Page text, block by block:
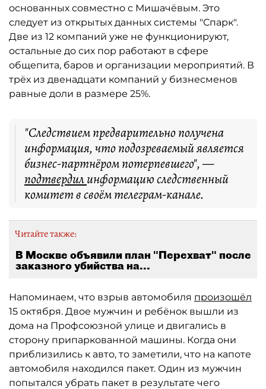
основанных совместно с Мишачёвым. Это
следует из открытых данных системы "Спарк".
Две из 12 компаний уже не функционируют,
остальные до сих пор работают в сфере
общепита, баров и организации мероприятий. В
трёх из двенадцати компаний у бизнесменов
равные доли в размере 25%.
"Следствием предварительно получена
информация, что подозреваемый является
бизнес-партнёром потерпевшего", —
подтвердилинформацию следственный
комитет в своём телеграм-канале.
Читайте также:
В Москве объявили план "Перехват" после
заказного убийства на...
Напоминаем, что взрыв автомобиля произошёл
15 октября. Двое мужчин и ребёнок вышли из
дома на Профсоюзной улице и двигались в
сторону припаркованной машины. Когда они
приблизились к авто, то заметили, что на капоте
автомобиля находился пакет. Один из мужчин
попытался убрать пакет в результате чего